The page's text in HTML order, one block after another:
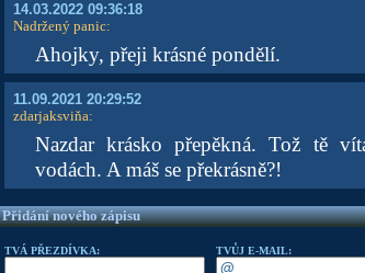
14.03.2022 09:36:18
Nadržený panic:
Ahojky, přeji krásné pondělí.
11.09.2021 20:29:52
zdarjaksviňa:
Nazdar krásko přepěkná. Tož tě
vodách. A máš se překrásně?!
Přidání nového zápisu
TVÁ PŘEZDÍVKA: TVŮJ E-MAIL: